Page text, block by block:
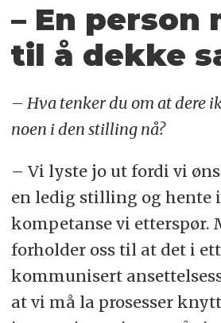
– En person
til å dekke
– Hva tenker du om at dere
noen i den stilling nå?
– Vi lyste jo ut fordi vi
en ledig stilling og hente
kompetanse vi etterspør.
forholder oss til at det i
kommunisert
at vi må la prosesser